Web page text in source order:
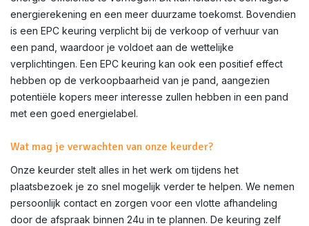
energierekening en een meer duurzame toekomst. Bovendien
is een EPC keuring verplicht bij de verkoop of verhuur van
een pand, waardoor je voldoet aan de wettelijke
verplichtingen. Een EPC keuring kan ook een positief effect
hebben op de verkoopbaarheid van je pand, aangezien
potentiële kopers meer interesse zullen hebben in een pand
met een goed energielabel.
Wat mag je verwachten van onze keurder?
Onze keurder stelt alles in het werk om tijdens het
plaatsbezoek je zo snel mogelijk verder te helpen. We nemen
persoonlijk contact en zorgen voor een vlotte afhandeling
door de afspraak binnen 24u in te plannen. De keuring zelf